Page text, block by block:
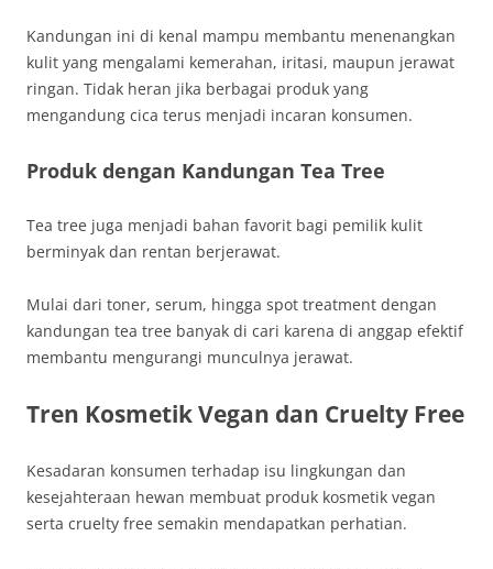
Kandungan ini di kenal mampu membantu menenangkan
kulit yang mengalami kemerahan, iritasi, maupun jerawat
ringan. Tidak heran jika berbagai produk yang
mengandung cica terus menjadi incaran konsumen.
Produk dengan Kandungan Tea Tree
Tea tree juga menjadi bahan favorit bagi pemilik kulit
berminyak dan rentan berjerawat.
Mulai dari toner, serum, hingga spot treatment dengan
kandungan tea tree banyak di cari karena di anggap efektif
membantu mengurangi munculnya jerawat.
Tren Kosmetik Vegan dan Cruelty Free
Kesadaran konsumen terhadap isu lingkungan dan
kesejahteraan hewan membuat produk kosmetik vegan
serta cruelty free semakin mendapatkan perhatian.